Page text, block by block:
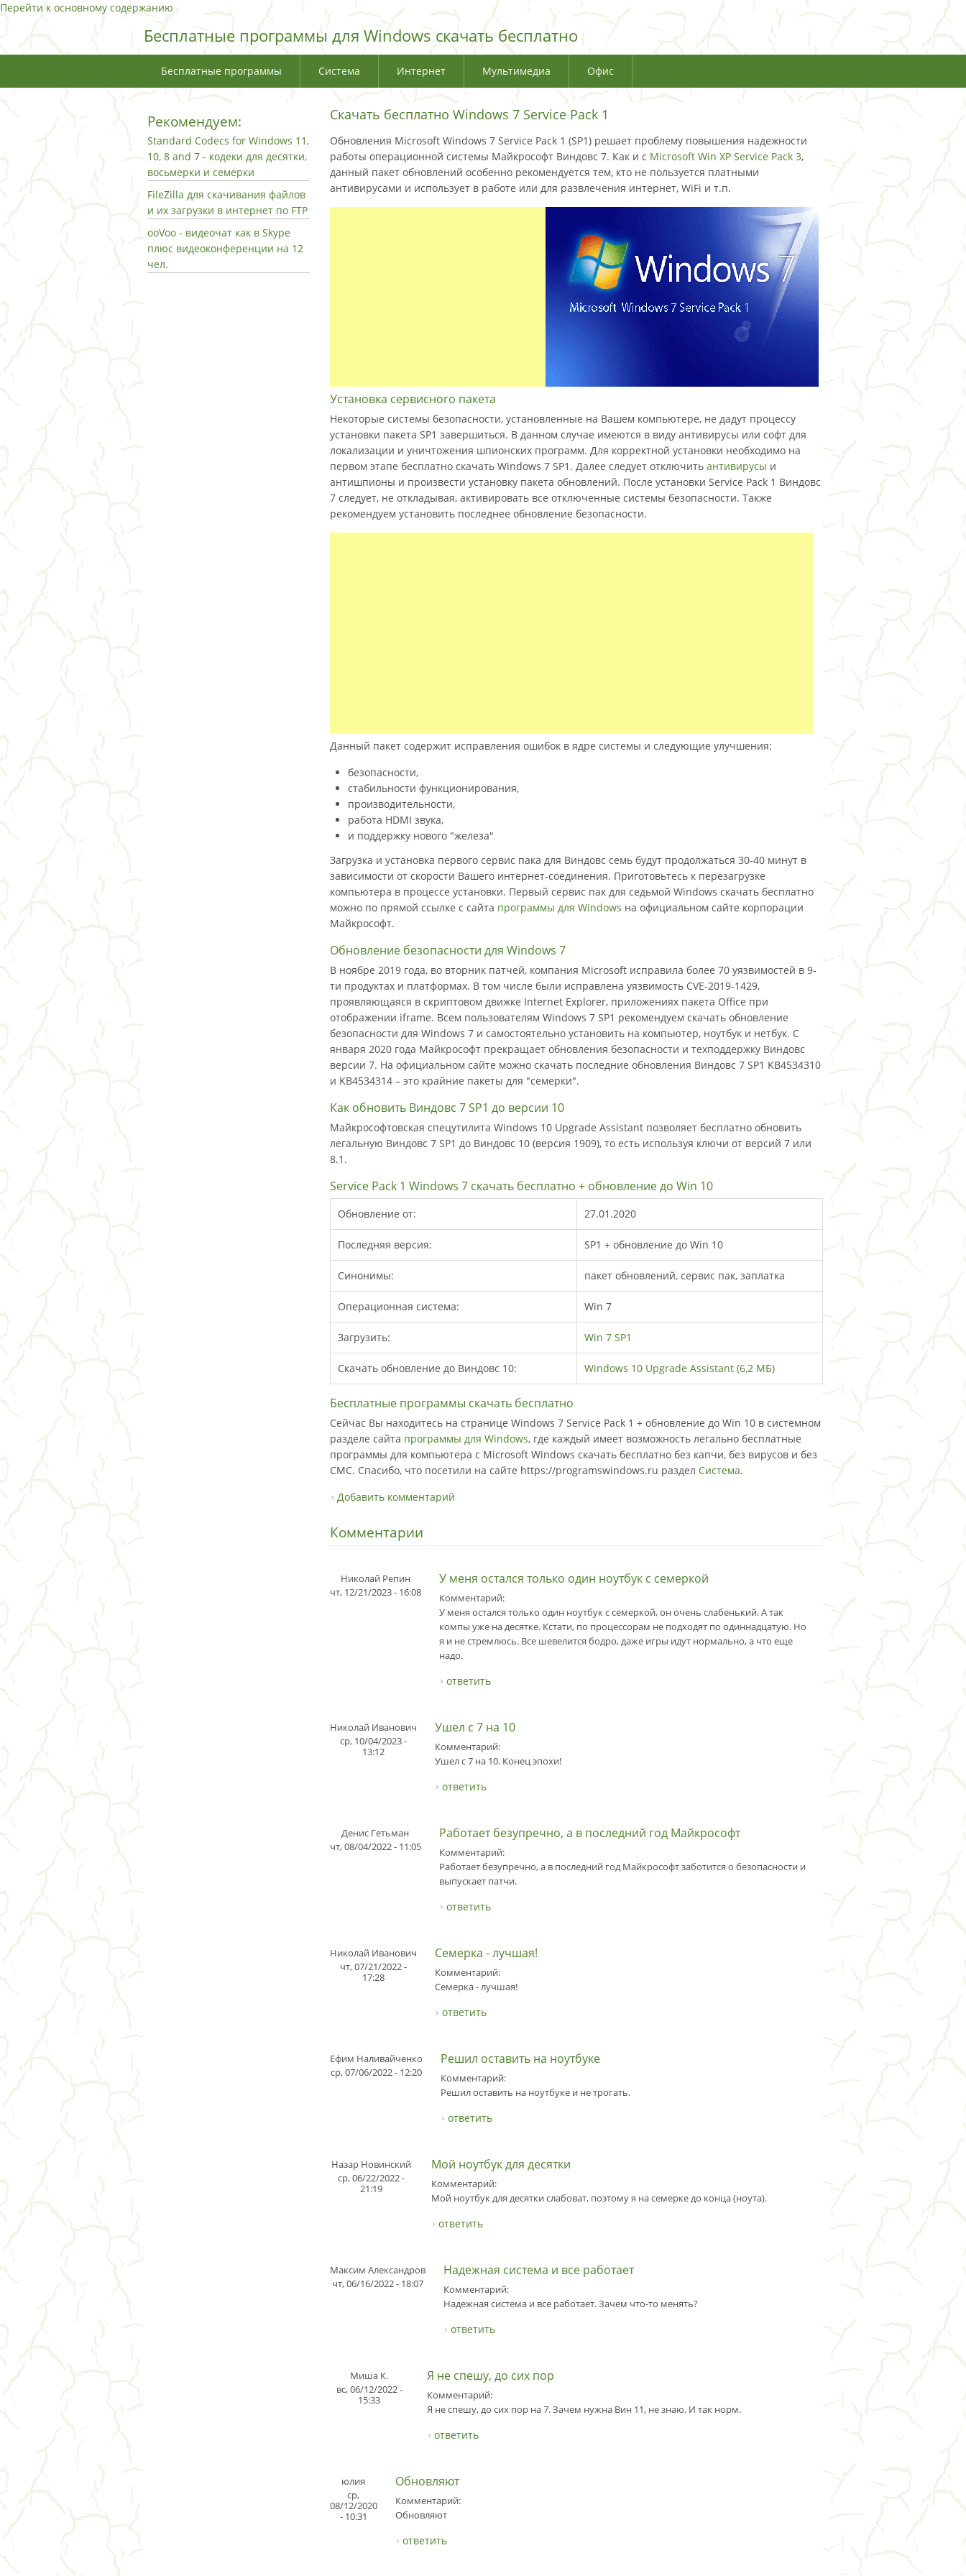
Перейти к основному содержанию
Бесплатные программы для Windows скачать бесплатно
Бесплатные программы Система Интернет Мультимедиа Офис
Скачать бесплатно Windows 7 Service Pack 1
Обновления Microsoft Windows 7 Service Pack 1 (SP1) решает проблему повышения надежности
работы операционной системы Майкрософт Виндовс 7. Как и с Microsoft Win XP Service Pack 3,
данный пакет обновлений особенно рекомендуется тем, кто не пользуется платными
антивирусами и использует в работе или для развлечения интернет, WiFi и т.п.
Установка сервисного пакета
Некоторые системы безопасности, установленные на Вашем компьютере, не дадут процессу
установки пакета SP1 завершиться. В данном случае имеются в виду антивирусы или софт для
локализации и уничтожения шпионских программ. Для корректной установки необходимо на
первом этапе бесплатно скачать Windows 7 SP1. Далее следует отключить антивирусы и
антишпионы и произвести установку пакета обновлений. После установки Service Pack 1 Виндовс
7 следует, не откладывая, активировать все отключенные системы безопасности. Также
рекомендуем установить последнее обновление безопасности.
Данный пакет содержит исправления ошибок в ядре системы и следующие улучшения:
безопасности,
стабильности функционирования,
производительности,
работа HDMI звука,
и поддержку нового "железа"
Загрузка и установка первого сервис пака для Виндовс семь будут продолжаться 30-40 минут в
зависимости от скорости Вашего интернет-соединения. Приготовьтесь к перезагрузке
компьютера в процессе установки. Первый сервис пак для седьмой Windows скачать бесплатно
можно по прямой ссылке с сайта программы для Windows на официальном сайте корпорации
Майкрософт.
Обновление безопасности для Windows 7
В ноябре 2019 года, во вторник патчей, компания Microsoft исправила более 70 уязвимостей в 9-
ти продуктах и платформах. В том числе были исправлена уязвимость CVE-2019-1429,
проявляющаяся в скриптовом движке Internet Explorer, приложениях пакета Office при
отображении iframe. Всем пользователям Windows 7 SP1 рекомендуем скачать обновление
безопасности для Windows 7 и самостоятельно установить на компьютер, ноутбук и нетбук. С
января 2020 года Майкрософт прекращает обновления безопасности и техподдержку Виндовс
версии 7. На официальном сайте можно скачать последние обновления Виндовс 7 SP1 KB4534310
и KB4534314 – это крайние пакеты для "семерки".
Как обновить Виндовс 7 SP1 до версии 10
Майкрософтовская спецутилита Windows 10 Upgrade Assistant позволяет бесплатно обновить
легальную Виндовс 7 SP1 до Виндовс 10 (версия 1909), то есть используя ключи от версий 7 или
8.1.
Service Pack 1 Windows 7 скачать бесплатно + обновление до Win 10
Обновление от: 27.01.2020
Последняя версия: SP1 + обновление до Win 10
Синонимы: пакет обновлений, сервис пак, заплатка
Операционная система: Win 7
Загрузить: Win 7 SP1
Скачать обновление до Виндовс 10: Windows 10 Upgrade Assistant (6,2 МБ)
Бесплатные программы скачать бесплатно
Сейчас Вы находитесь на странице Windows 7 Service Pack 1 + обновление до Win 10 в системном
разделе сайта программы для Windows, где каждый имеет возможность легально бесплатные
программы для компьютера с Microsoft Windows скачать бесплатно без капчи, без вирусов и без
СМС. Спасибо, что посетили на сайте https://programswindows.ru раздел Система.
Добавить комментарий
Комментарии
Николай Репин
чт, 12/21/2023 - 16:08
У меня остался только один ноутбук с семеркой
Комментарий:
У меня остался только один ноутбук с семеркой, он очень слабенький. А так
компы уже на десятке. Кстати, по процессорам не подходят по одиннадцатую. Но
я и не стремлюсь. Все шевелится бодро, даже игры идут нормально, а что еще
надо.
ответить
Николай Иванович
ср, 10/04/2023 -
13:12
Ушел с 7 на 10
Комментарий:
Ушел с 7 на 10. Конец эпохи!
ответить
Денис Гетьман
чт, 08/04/2022 - 11:05
Работает безупречно, а в последний год Майкрософт
Комментарий:
Работает безупречно, а в последний год Майкрософт заботится о безопасности и
выпускает патчи.
ответить
Николай Иванович
чт, 07/21/2022 -
17:28
Семерка - лучшая!
Комментарий:
Семерка - лучшая!
ответить
Ефим Наливайченко
ср, 07/06/2022 - 12:20
Решил оставить на ноутбуке
Комментарий:
Решил оставить на ноутбуке и не трогать.
ответить
Назар Новинский
ср, 06/22/2022 -
21:19
Мой ноутбук для десятки
Комментарий:
Мой ноутбук для десятки слабоват, поэтому я на семерке до конца (ноута).
ответить
Максим Александров
чт, 06/16/2022 - 18:07
Надежная система и все работает
Комментарий:
Надежная система и все работает. Зачем что-то менять?
ответить
Миша К.
вс, 06/12/2022 -
15:33
Я не спешу, до сих пор
Комментарий:
Я не спешу, до сих пор на 7. Зачем нужна Вин 11, не знаю. И так норм.
ответить
юлия
ср,
08/12/2020
- 10:31
Обновляют
Комментарий:
Обновляют
ответить
Рекомендуем:
Standard Codecs for Windows 11,
10, 8 and 7 - кодеки для десятки,
восьмерки и семерки
FileZilla для скачивания файлов
и их загрузки в интернет по FTP
ooVoo - видеочат как в Skype
плюс видеоконференции на 12
чел.